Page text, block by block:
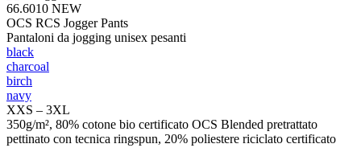
66.6010 NEW
OCS RCS Jogger Pants
Pantaloni da jogging unisex pesanti
black
charcoal
birch
navy
XXS – 3XL
350g/m², 80% cotone bio certificato OCS Blended pretrattato
pettinato con tecnica ringspun, 20% poliestere riciclato certificato